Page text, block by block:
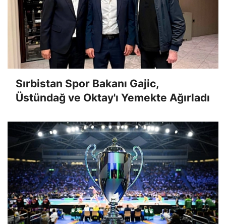
Sırbistan Spor Bakanı Gajic,
Üstündağ ve Oktay'ı Yemekte Ağırladı